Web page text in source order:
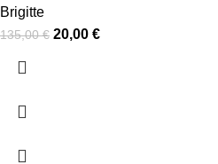
Brigitte
135,00€ 20,00 €